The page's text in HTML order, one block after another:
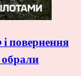
повернення